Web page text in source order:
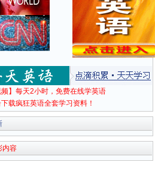
频】每天2小时，免费在线学英语
载疯狂英语全套学习资料！
内容